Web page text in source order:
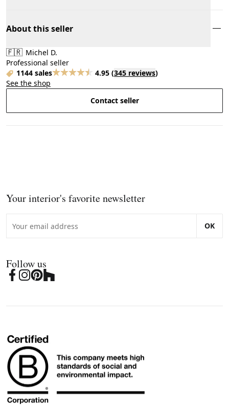
About this seller
🇫🇷 Michel D.
Professional seller
1144 sales
4.95 (345 reviews)
See the shop
Contact seller
Your interior's favorite newsletter
OK
Follow us